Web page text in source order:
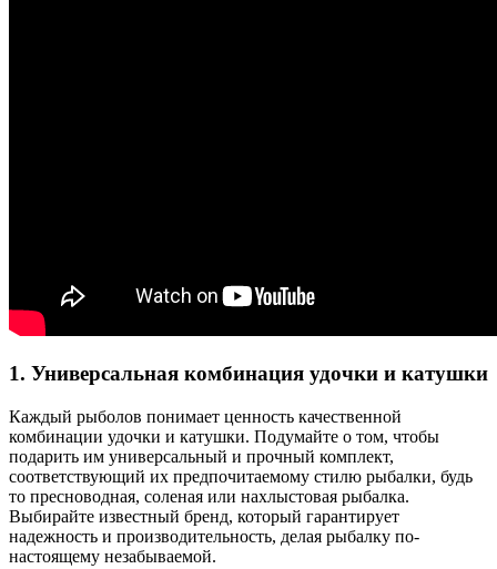
1. Универсальная комбинация удочки и катушки
Каждый рыболов понимает ценность качественной
комбинации удочки и катушки. Подумайте о том, чтобы
подарить им универсальный и прочный комплект,
соответствующий их предпочитаемому стилю рыбалки, будь
то пресноводная, соленая или нахлыстовая рыбалка.
Выбирайте известный бренд, который гарантирует
надежность и производительность, делая рыбалку по-
настоящему незабываемой.